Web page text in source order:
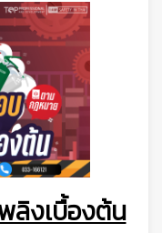
ลิงเบื้องต้น